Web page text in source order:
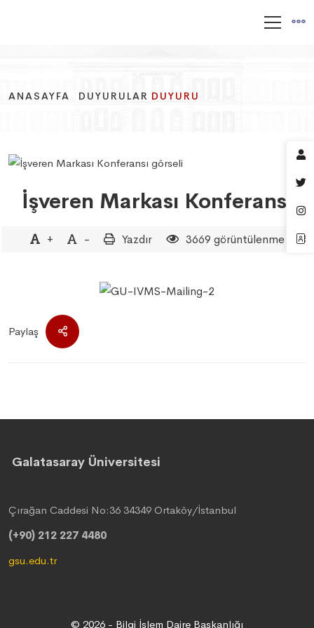
ANASAYFA DUYURULAR DUYURU
ANASAYFA DUYURULAR DUYURU
ANASAYFA DUYURULAR DUYURU
İşveren Markası Konferansı
+ - Yazdır 3669 görüntülenme
Paylaş
Galatasaray Üniversitesi
Çırağan Caddesi No:36 34349 Ortaköy/İstanbul
(+90) 212 227 4480
gsu.edu.tr
© 2026 - Bilgi İşlem Daire Başkanlığı